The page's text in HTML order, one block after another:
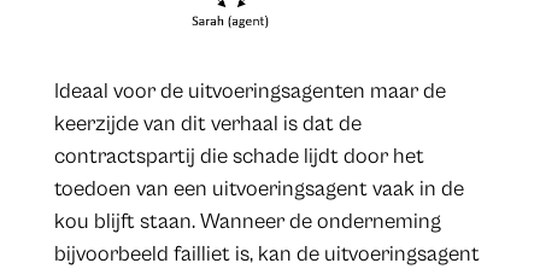
Ideaal voor de uitvoeringsagenten maar de
keerzijde van dit verhaal is dat de
contractspartij die schade lijdt door het
toedoen van een uitvoeringsagent vaak in de
kou blijft staan. Wanneer de onderneming
bijvoorbeeld failliet is, kan de uitvoeringsagent